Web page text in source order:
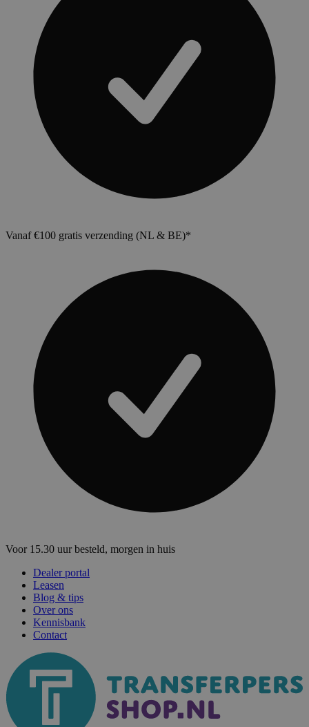
Vanaf €100 gratis verzending (NL & BE)*
Voor 15.30 uur besteld, morgen in huis
Dealer portal
Leasen
Blog & tips
Over ons
Kennisbank
Contact